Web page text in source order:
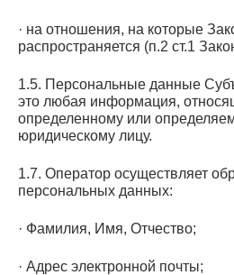
· на отношения, на которые
распространяется (п.2 ст.1
1.5. Персональные данные
это любая информация,
определенному или
юридическому лицу.
1.7. Оператор осуществляет
персональных данных:
· Фамилия, Имя, Отчество;
· Адрес электронной почты;